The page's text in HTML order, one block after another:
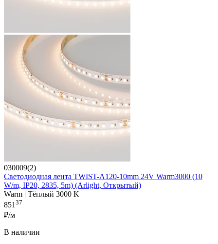
030009(2)
Светодиодная лента TWIST-A120-10mm 24V Warm3000 (10
W/m, IP20, 2835, 5m) (Arlight, Открытый)
Warm | Тёплый 3000 K
851 37
₽/м
В наличии